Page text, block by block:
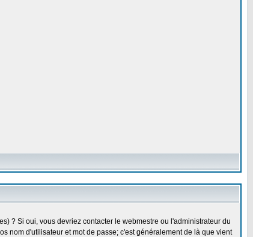
? Si oui, vous devriez contacter le webmestre ou l'administrateur du
nom d'utilisateur et mot de passe; c'est généralement de là que vient